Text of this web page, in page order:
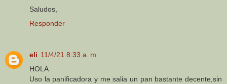
Saludos,
Responder
eli 11/4/21 8:33 a. m.
HOLA
Uso la panificadora y me salia un pan bastante decente,sin